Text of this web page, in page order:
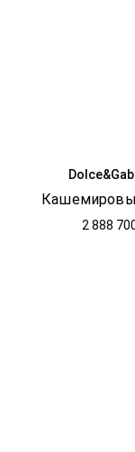
2 888